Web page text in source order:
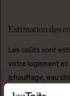
Estimation des
Les coûts sont
votre logement et
(chauffage, eau
auxilliaires).